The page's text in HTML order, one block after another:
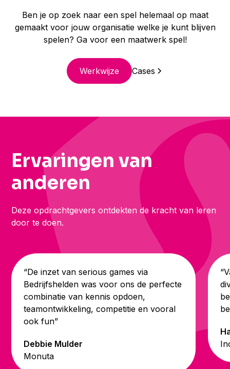
Ben je op zoek naar een spel helemaal op maat
gemaakt voor jouw organisatie welke je kunt blijven
spelen? Ga voor een maatwerk spel!
Werkwijze Cases
Ervaringen van
anderen
Deze opdrachtgevers ontdekten de kracht van leren
door te doen.
“De inzet van serious games via
Bedrijfshelden was voor ons de perfecte
combinatie van kennis opdoen,
teamontwikkeling, competitie en vooral
ook fun”
Debbie Mulder
Monuta